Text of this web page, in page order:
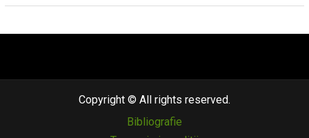
Copyright © All rights reserved.
Bibliografie